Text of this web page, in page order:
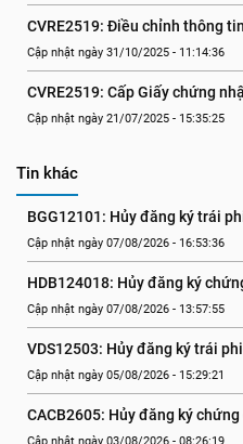
CVRE2519: Điều chỉnh thông
Cập nhật ngày 31/10/2025 - 11:14:36
CVRE2519: Cấp Giấy chứng
Cập nhật ngày 21/07/2025 - 15:35:25
Tin khác
BGG12101: Hủy đăng ký trái
Cập nhật ngày 07/08/2026 - 16:53:36
HDB124018: Hủy đăng ký
Cập nhật ngày 07/08/2026 - 13:57:55
VDS12503: Hủy đăng ký trái
Cập nhật ngày 05/08/2026 - 15:29:21
CACB2605: Hủy đăng ký chứng